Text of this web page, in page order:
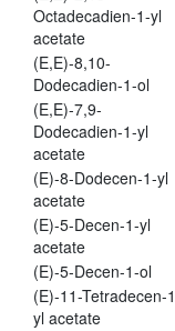
Octadecadien-1-yl
acetate
(E,E)-8,10-
Dodecadien-1-ol
(E,E)-7,9-
Dodecadien-1-yl
acetate
(E)-8-Dodecen-1-yl
acetate
(E)-5-Decen-1-yl
acetate
(E)-5-Decen-1-ol
(E)-11-Tetradecen-
yl acetate